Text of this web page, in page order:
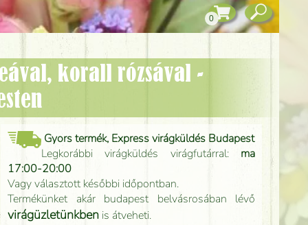
Gyors termék, Express virágküldés Budapest
Legkorábbi virágküldés virágfutárral: ma
17:00-20:00
Vagy választott későbbi időpontban.
Termékünket akár budapest belvásrosában lévő
virágüzletünkben is átveheti.
0